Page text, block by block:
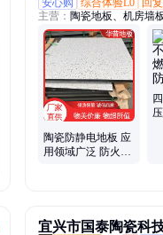
安心购
综合体验L0 回
主营： 陶瓷地板、机房墙
陶瓷防静电地板 应
用领域广泛 防火阻
宜兴市国泰陶瓷科